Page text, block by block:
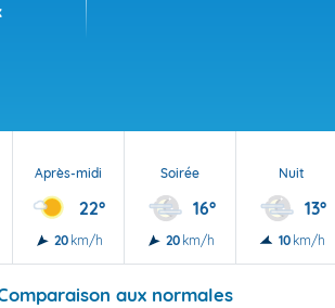
Après-midi
22°
20 km/h
Soirée
16°
20 km/h
Nuit
13°
10 km/h
aux normales